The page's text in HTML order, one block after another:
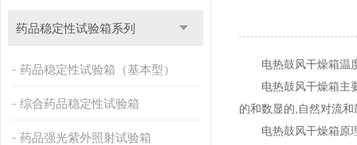
药品稳定性试验箱系列
药品稳定性试验箱（基本型）
综合药品稳定性试验箱
药品强光紫外照射试验箱
电热鼓风干燥箱温
电热鼓风干燥箱主要
的和数显的,自然对流
电热鼓风干燥箱原理